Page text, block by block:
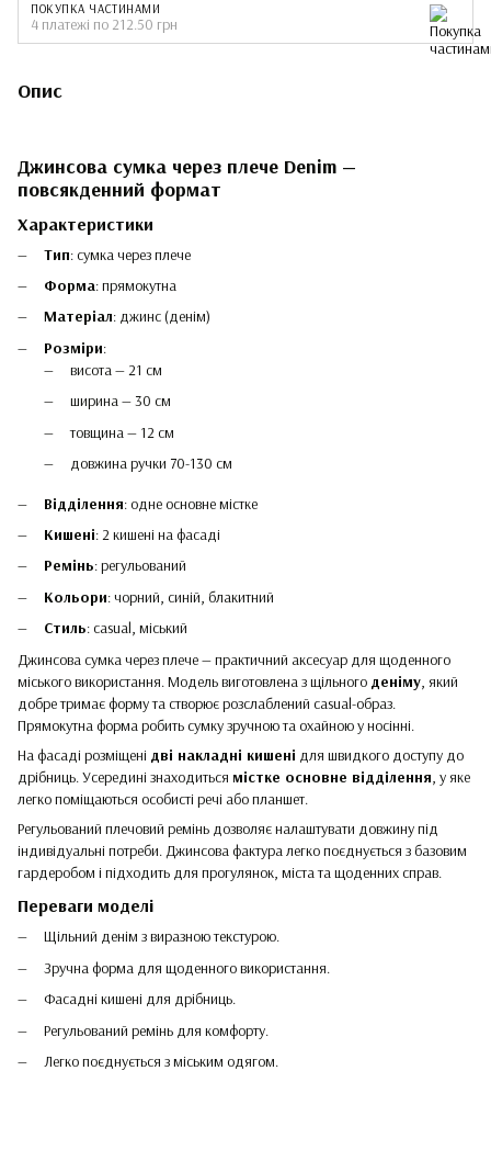
ПОКУПКА ЧАСТИНАМИ
4 платежі по 212.50 грн
Опис
Джинсова сумка через плече Denim —
повсякденний формат
Характеристики
Тип: сумка через плече
Форма: прямокутна
Матеріал: джинс (денім)
Розміри:
висота — 21 см
ширина — 30 см
товщина — 12 см
довжина ручки 70-130 см
Відділення: одне основне містке
Кишені: 2 кишені на фасаді
Ремінь: регульований
Кольори: чорний, синій, блакитний
Стиль: casual, міський
Джинсова сумка через плече — практичний аксесуар для щоденного
міського використання. Модель виготовлена з щільного деніму, який
добре тримає форму та створює розслаблений casual-образ.
Прямокутна форма робить сумку зручною та охайною у носінні.
На фасаді розміщені дві накладні кишені для швидкого доступу до
дрібниць. Усередині знаходиться містке основне відділення, у яке
легко поміщаються особисті речі або планшет.
Регульований плечовий ремінь дозволяє налаштувати довжину під
індивідуальні потреби. Джинсова фактура легко поєднується з базовим
гардеробом і підходить для прогулянок, міста та щоденних справ.
Переваги моделі
Щільний денім з виразною текстурою.
Зручна форма для щоденного використання.
Фасадні кишені для дрібниць.
Регульований ремінь для комфорту.
Легко поєднується з міським одягом.